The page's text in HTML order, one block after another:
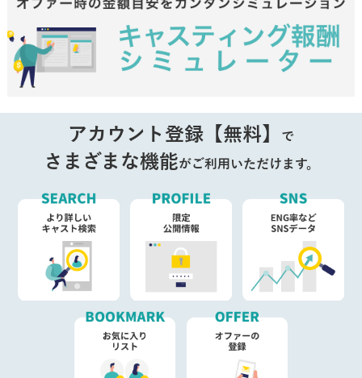
アカウント登録【無料】 で
さまざまな機能がご利用いただけます。